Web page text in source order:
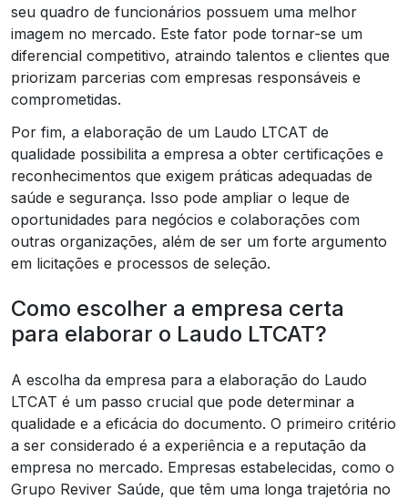
seu quadro de funcionários possuem uma melhor
imagem no mercado. Este fator pode tornar-se um
diferencial competitivo, atraindo talentos e clientes que
priorizam parcerias com empresas responsáveis e
comprometidas.
Por fim, a elaboração de um Laudo LTCAT de
qualidade possibilita a empresa a obter certificações e
reconhecimentos que exigem práticas adequadas de
saúde e segurança. Isso pode ampliar o leque de
oportunidades para negócios e colaborações com
outras organizações, além de ser um forte argumento
em licitações e processos de seleção.
Como escolher a empresa certa
para elaborar o Laudo LTCAT?
A escolha da empresa para a elaboração do Laudo
LTCAT é um passo crucial que pode determinar a
qualidade e a eficácia do documento. O primeiro critério
a ser considerado é a experiência e a reputação da
empresa no mercado. Empresas estabelecidas, como o
Grupo Reviver Saúde, que têm uma longa trajetória no